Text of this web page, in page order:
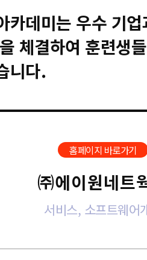
카데미는 우수 기
체결하여 훈련생
니다.
홈페이지 바로가기
㈜에이원네트
서비스, 소프트웨어